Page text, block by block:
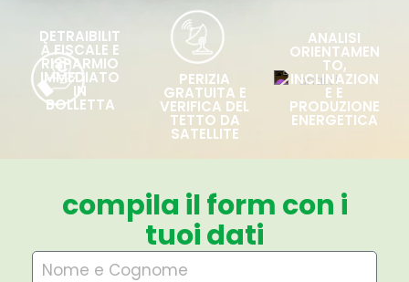
DETRAIBILIT
À FISCALE E
RISPARMIO
IMMEDIATO
IN
BOLLETTA
PERIZIA
GRATUITA E
VERIFICA DEL
TETTO DA
SATELLITE
ANALISI
ORIENTAMEN
TO,
INCLINAZION
E E
PRODUZIONE
ENERGETICA
compila il form con i
tuoi dati